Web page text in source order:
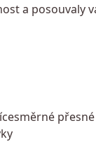
a posouvaly